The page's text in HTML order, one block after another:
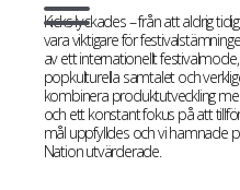
Kicks lyckades – från att aldrig
vara viktigare för
av ett internationellt
popkulturella samtalet och
kombinera produktutveckling
och ett konstant fokus på att
mål uppfylldes och vi hamnade
Nation utvärderade.